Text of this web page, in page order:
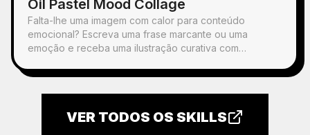
Oil Pastel Mood Collage
Falta-lhe uma imagem com calor para conteúdo
emocional? Escreva uma frase marcante ou uma
emoção e receba uma ilustração curativa com
objetos do quotidiano espalhados e a frase manuscrita.
VER TODOS OS SKILLS